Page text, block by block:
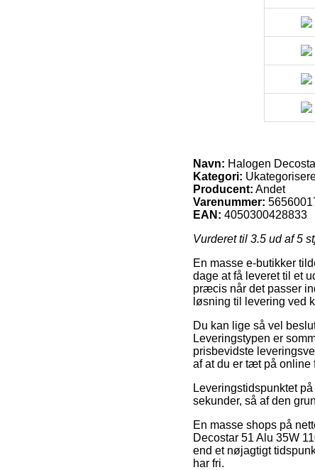
Navn: Halogen
Kategori:
Producent: Andet
Varenummer:
EAN: 4050300428833
Vurderet til 3.5 ud af 5
En masse e-butikker
dage at få leveret til et
præcis når det passer
løsning til levering ved
Du kan lige så vel
Leveringstypen er
prisbevidste
af at du er tæt på online
Leveringstidspunktet
sekunder, så af den
En masse shops på
Decostar 51 Alu 35W
end et nøjagtigt
har fri.